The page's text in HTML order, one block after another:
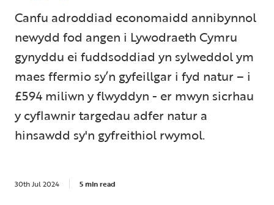
Canfu adroddiad economaidd annibynnol
newydd fod angen i Lywodraeth Cymru
gynyddu ei fuddsoddiad yn sylweddol ym
maes ffermio sy’n gyfeillgar i fyd natur – i
£594 miliwn y flwyddyn - er mwyn sicrhau
y cyflawnir targedau adfer natur a
hinsawdd sy'n gyfreithiol rwymol.
30th Jul 2024 5 min read